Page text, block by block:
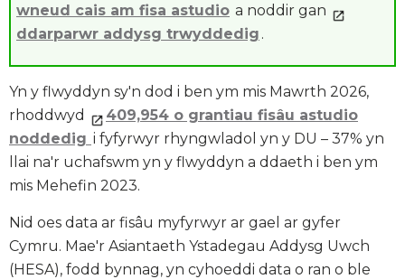
wneud cais am fisa astudio a noddir gan
ddarparwr addysg trwyddedig .
Yn y flwyddyn sy'n dod i ben ym mis Mawrth 2026,
rhoddwyd
409,954 o grantiau fisâu astudio
noddedig i fyfyrwyr rhyngwladol yn y DU – 37% yn
llai na'r uchafswm yn y flwyddyn a ddaeth i ben ym
mis Mehefin 2023.
Nid oes data ar fisâu myfyrwyr ar gael ar gyfer
Cymru. Mae'r Asiantaeth Ystadegau Addysg Uwch
(HESA), fodd bynnag, yn cyhoeddi data o ran o ble